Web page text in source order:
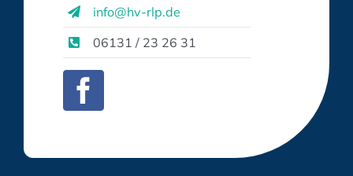
info@hv-rlp.de
06131 / 23 26 31